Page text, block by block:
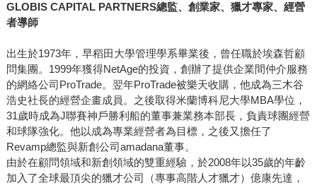
GLOBIS CAPITAL PARTNERS總監、創業家、獵才專家、經營
者導師
出生於1973年，早稻田大學管理學系畢業後，曾任職於埃森哲顧
問集團。1999年獲得NetAge的投資，創辦了提供企業間仲介服務
的網絡公司ProTrade。翌年ProTrade被樂天收購，他成為三木谷
浩史社長的經營企畫成員。之後取得米蘭博科尼大學MBA學位，
31歲時成為J聯賽神戶勝利船的董事兼業務本部長，負責球團經營
和球隊強化。他以成為專業經營者為目標，之後又擔任了
Revamp總監與新創公司amadana董事。
由於在顧問領域和新創領域的雙重經驗，於2008年以35歲的年齡
加入了全球最頂尖的獵才公司（專事高階人才獵才）億康先達，